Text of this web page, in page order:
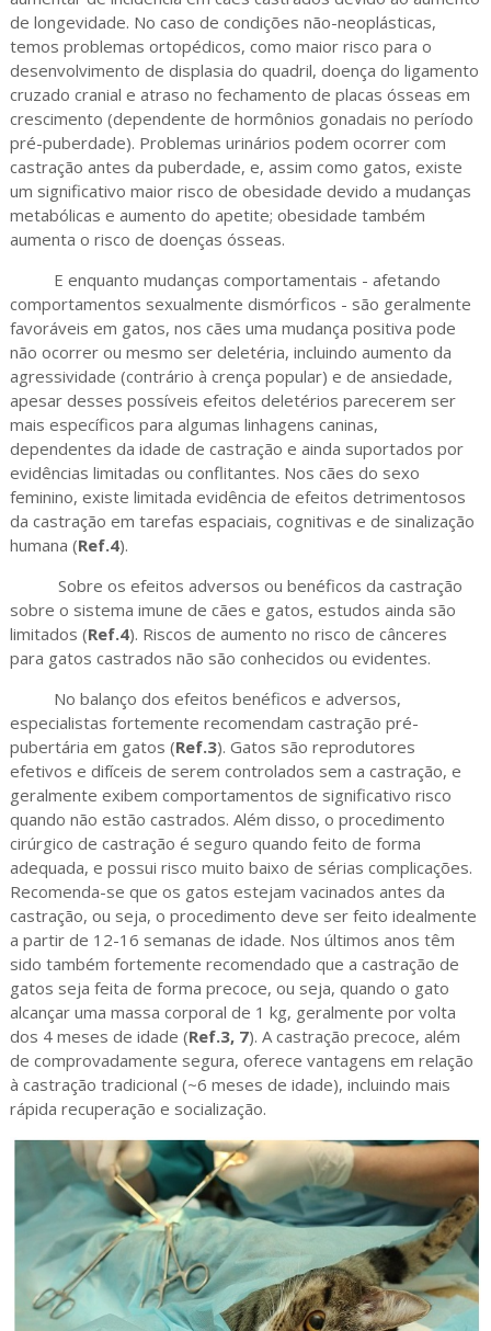
de longevidade. No caso de condições não-neoplásticas,
temos problemas ortopédicos, como maior risco para o
desenvolvimento de displasia do quadril, doença do ligamento
cruzado cranial e atraso no fechamento de placas ósseas em
crescimento (dependente de hormônios gonadais no período
pré-puberdade). Problemas urinários podem ocorrer com
castração antes da puberdade, e, assim como gatos, existe
um significativo maior risco de obesidade devido a mudanças
metabólicas e aumento do apetite; obesidade também
aumenta o risco de doenças ósseas.
E enquanto mudanças comportamentais - afetando
comportamentos sexualmente dismórficos - são geralmente
favoráveis em gatos, nos cães uma mudança positiva pode
não ocorrer ou mesmo ser deletéria, incluindo aumento da
agressividade (contrário à crença popular) e de ansiedade,
apesar desses possíveis efeitos deletérios parecerem ser
mais específicos para algumas linhagens caninas,
dependentes da idade de castração e ainda suportados por
evidências limitadas ou conflitantes. Nos cães do sexo
feminino, existe limitada evidência de efeitos detrimentosos
da castração em tarefas espaciais, cognitivas e de sinalização
humana (Ref.4).
Sobre os efeitos adversos ou benéficos da castração
sobre o sistema imune de cães e gatos, estudos ainda são
limitados (Ref.4). Riscos de aumento no risco de cânceres
para gatos castrados não são conhecidos ou evidentes.
No balanço dos efeitos benéficos e adversos,
especialistas fortemente recomendam castração pré-
pubertária em gatos (Ref.3). Gatos são reprodutores
efetivos e difíceis de serem controlados sem a castração, e
geralmente exibem comportamentos de significativo risco
quando não estão castrados. Além disso, o procedimento
cirúrgico de castração é seguro quando feito de forma
adequada, e possui risco muito baixo de sérias complicações.
Recomenda-se que os gatos estejam vacinados antes da
castração, ou seja, o procedimento deve ser feito idealmente
a partir de 12-16 semanas de idade. Nos últimos anos têm
sido também fortemente recomendado que a castração de
gatos seja feita de forma precoce, ou seja, quando o gato
alcançar uma massa corporal de 1 kg, geralmente por volta
dos 4 meses de idade (Ref.3, 7). A castração precoce, além
de comprovadamente segura, oferece vantagens em relação
à castração tradicional (~6 meses de idade), incluindo mais
rápida recuperação e socialização.